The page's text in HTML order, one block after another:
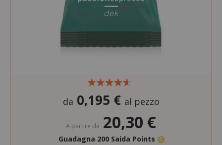
da 0,195 € al pezzo
A partire da 20,30 €
Guadagna 200 Saida Points